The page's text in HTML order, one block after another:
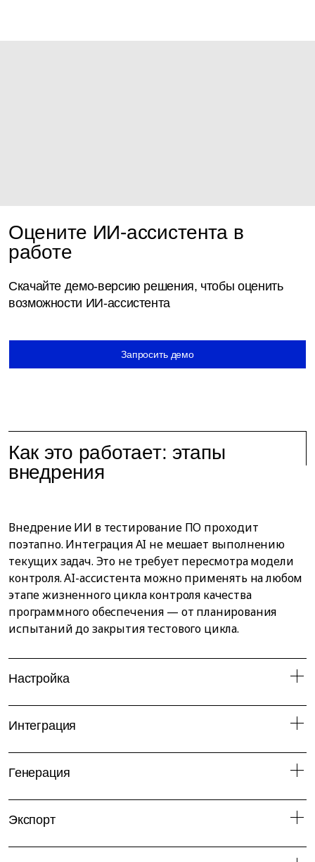
Оцените ИИ-ассистента в
работе
Скачайте демо-версию решения, чтобы оценить
возможности ИИ-ассистента
Запросить демо
Как это работает: этапы
внедрения
Внедрение ИИ в тестирование ПО проходит
поэтапно. Интеграция AI не мешает выполнению
текущих задач. Это не требует пересмотра модели
контроля. AI-ассистента можно применять на любом
этапе жизненного цикла контроля качества
программного обеспечения — от планирования
испытаний до закрытия тестового цикла.
Настройка
Интеграция
Генерация
Экспорт